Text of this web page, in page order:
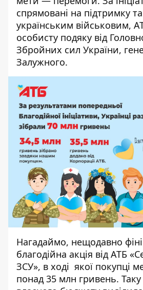
спрямовані на підтримку
українським військовим,
особисту подяку від
Збройних сил України,
Залужного.
Нагадаймо, нещодавно
благодійна акція від АТБ
ЗСУ», в ході якої покупці
понад 35 млн гривень. Таку